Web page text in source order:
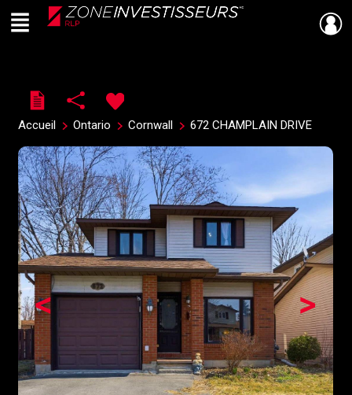
Live
En Direct
Menu
Accueil Ontario Cornwall 672 CHAMPLAIN DRIVE
>
<